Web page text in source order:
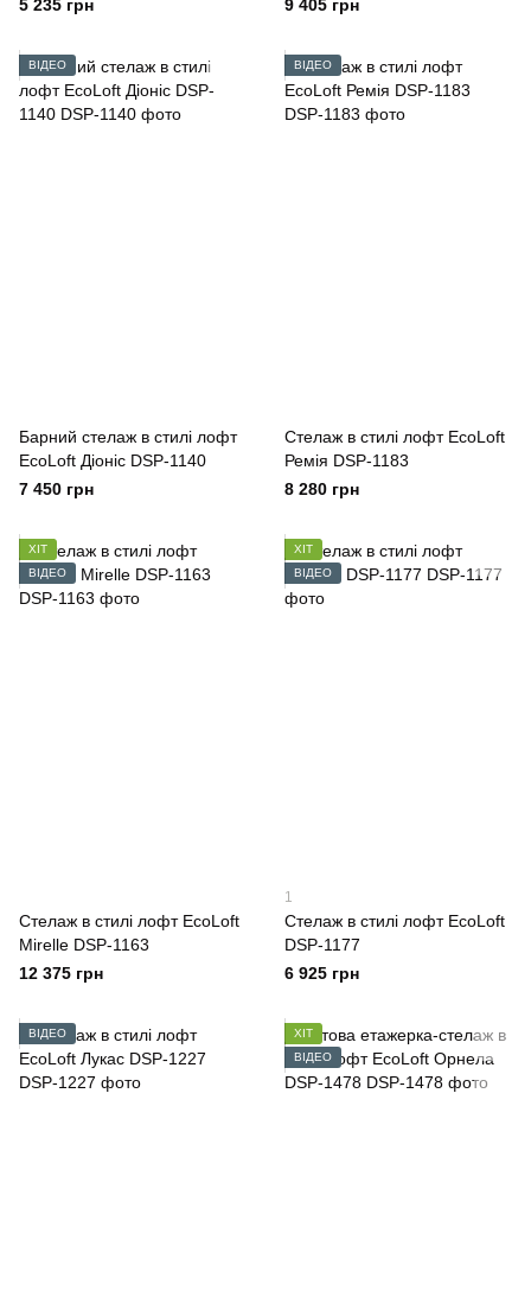
5 235 грн 9 405 грн
ВІДЕО
Барний стелаж в стилі лофт
EcoLoft Діоніс DSP-1140
7 450 грн
ВІДЕО
Стелаж в стилі лофт EcoLoft
Ремія DSP-1183
8 280 грн
ХІТ
ВІДЕО
Стелаж в стилі лофт EcoLoft
Mirelle DSP-1163
12 375 грн
ХІТ
ВІДЕО
1
Стелаж в стилі лофт EcoLoft
DSP-1177
6 925 грн
ВІДЕО
ХІТ
ВІДЕО